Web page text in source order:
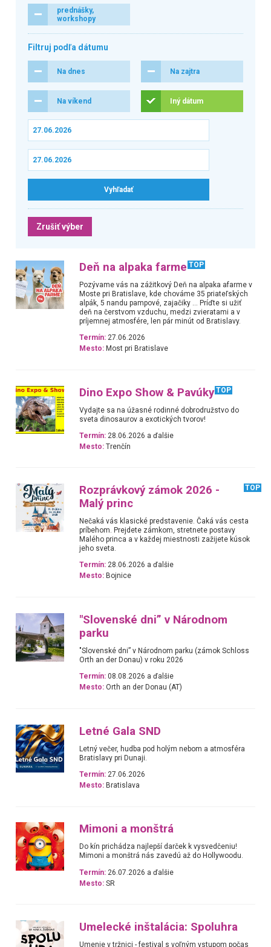
prednášky,
workshopy
Filtruj podľa dátumu
Na dnes Na zajtra
Na víkend Iný dátum
Zrušiť výber
Deň na alpaka farme TOP
Pozývame vás na zážitkový Deň na alpaka afarme v
Moste pri Bratislave, kde chováme 35 priateľských
alpák, 5 nandu pampové, zajačiky … Príďte si užiť
deň na čerstvom vzduchu, medzi zvieratami a v
príjemnej atmosfére, len pár minút od Bratislavy.
Termín: 27.06.2026
Mesto: Most pri Bratislave
Dino Expo Show & Pavúky TOP
Vydajte sa na úžasné rodinné dobrodružstvo do
sveta dinosaurov a exotických tvorov!
Termín: 28.06.2026 a ďalšie
Mesto: Trenčín
Rozprávkový zámok 2026 -
Malý princ
TOP
Nečaká vás klasické predstavenie. Čaká vás cesta
príbehom. Prejdete zámkom, stretnete postavy
Malého princa a v každej miestnosti zažijete kúsok
jeho sveta.
Termín: 28.06.2026 a ďalšie
Mesto: Bojnice
"Slovenské dni” v Národnom
parku
"Slovenské dni” v Národnom parku (zámok Schloss
Orth an der Donau) v roku 2026
Termín: 08.08.2026 a ďalšie
Mesto: Orth an der Donau (AT)
Letné Gala SND
Letný večer, hudba pod holým nebom a atmosféra
Bratislavy pri Dunaji.
Termín: 27.06.2026
Mesto: Bratislava
Mimoni a monštrá
Do kín prichádza najlepší darček k vysvedčeniu!
Mimoni a monštrá nás zavedú až do Hollywoodu.
Termín: 26.07.2026 a ďalšie
Mesto: SR
Umelecké inštalácia: Spoluhra
Umenie v tržnici - festival s voľným vstupom počas